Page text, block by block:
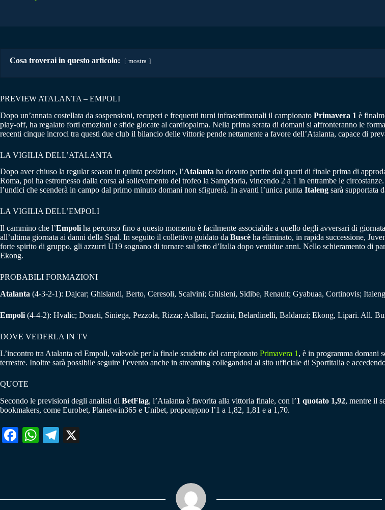
Cosa troverai in questo articolo: mostra
PREVIEW ATALANTA – EMPOLI
Dopo un’annata costellata da sospensioni, recuperi e frequenti turni infrasettimanali il campionato Primavera 1 è
play-off, ha regalato forti emozioni e sfide giocate al cardiopalma. Nella prima serata di domani si affronteranno le
recenti cinque incroci tra questi due club il bilancio delle vittorie pende nettamente a favore dell’Atalanta, capace di
LA VIGILIA DELL’ATALANTA
Dopo aver chiuso la regular season in quinta posizione, l’Atalanta ha dovuto partire dai quarti di finale prima di
Roma, poi ha estromesso dalla corsa al sollevamento del trofeo la Sampdoria, vincendo 2 a 1 in entrambe le
l’undici che scenderà in campo dal primo minuto domani non sfigurerà. In avanti l’unica punta Italeng sarà supportata
LA VIGILIA DELL’EMPOLI
Il cammino che l’Empoli ha percorso fino a questo momento è facilmente associabile a quello degli avversari di
all’ultima giornata ai danni della Spal. In seguito il collettivo guidato da Buscè ha eliminato, in rapida successione,
forte spirito di gruppo, gli azzurri U19 sognano di tornare sul tetto d’Italia dopo ventidue anni. Nello schieramento di
Ekong.
PROBABILI FORMAZIONI
Atalanta (4-3-2-1): Dajcar; Ghislandi, Berto, Ceresoli, Scalvini; Ghisleni, Sidibe, Renault; Gyabuaa, Cortinovis;
Empoli (4-4-2): Hvalic; Donati, Siniega, Pezzola, Rizza; Asllani, Fazzini, Belardinelli, Baldanzi; Ekong, Lipari. All.
DOVE VEDERLA IN TV
L’incontro tra Atalanta ed Empoli, valevole per la finale scudetto del campionato Primavera 1 , è in programma domani
terrestre. Inoltre sarà possibile seguire l’evento anche in streaming collegandosi al sito ufficiale di Sportitalia e
QUOTE
Secondo le previsioni degli analisti di BetFlag, l’Atalanta è favorita alla vittoria finale, con l’1 quotato 1,92, mentre il
bookmakers, come Eurobet, Planetwin365 e Unibet, propongono l’1 a 1,82, 1,81 e a 1,70.
Fa W
pp
Te
m